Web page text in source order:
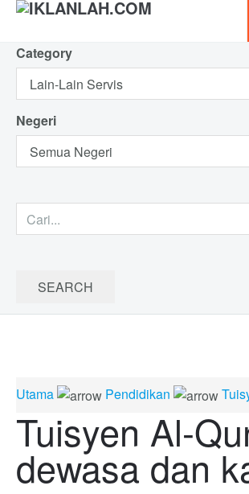
Category
Negeri
Utama Pendidikan
Tuisyen Al-
dewasa dan